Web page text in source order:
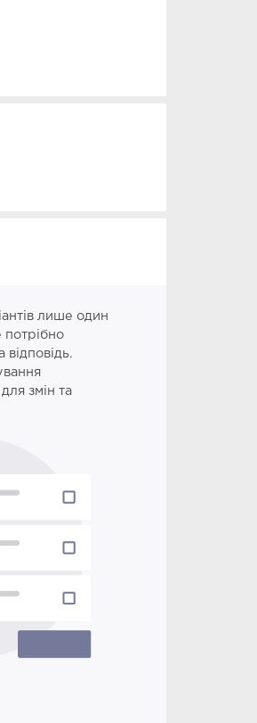
лише один
потрібно
відповідь.
змін та